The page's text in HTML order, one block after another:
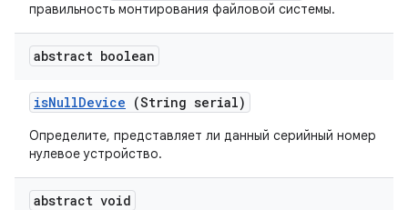
правильность монтирования файловой системы.
abstract boolean
isNullDevice (String serial)
Определите, представляет ли данный серийный номер
нулевое устройство.
abstract void